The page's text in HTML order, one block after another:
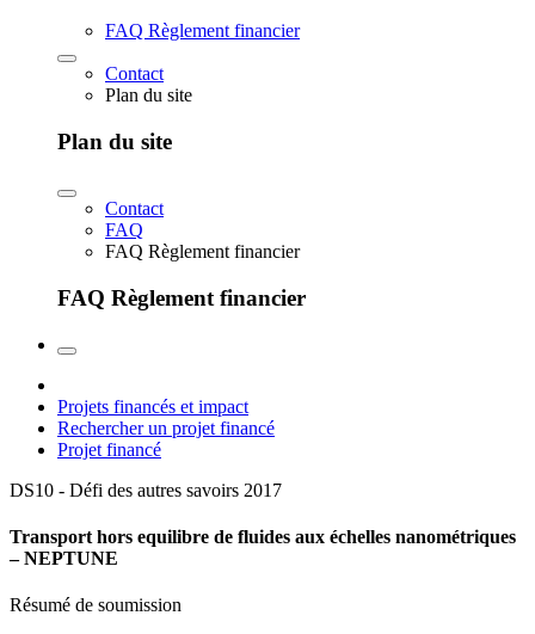
FAQ Règlement financier
Contact
Plan du site
Plan du site
Contact
FAQ
FAQ Règlement financier
FAQ Règlement financier
Projets financés et impact
Rechercher un projet financé
Projet financé
DS10 - Défi des autres savoirs 2017
Transport hors equilibre de fluides aux échelles nanométriques
– NEPTUNE
Résumé de soumission